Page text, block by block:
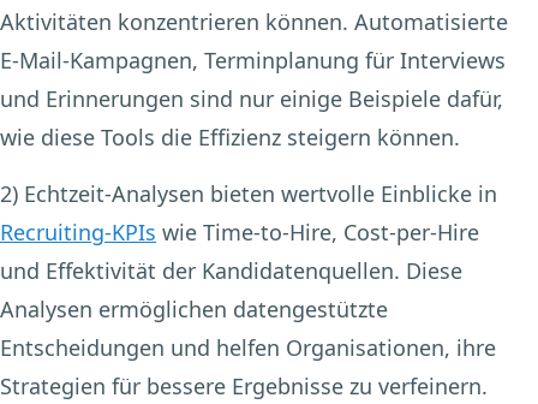
Aktivitäten konzentrieren können. Automatisierte
E-Mail-Kampagnen, Terminplanung für Interviews
und Erinnerungen sind nur einige Beispiele dafür,
wie diese Tools die Effizienz steigern können.
2) Echtzeit-Analysen bieten wertvolle Einblicke in
Recruiting-KPIs wie Time-to-Hire, Cost-per-Hire
und Effektivität der Kandidatenquellen. Diese
Analysen ermöglichen datengestützte
Entscheidungen und helfen Organisationen, ihre
Strategien für bessere Ergebnisse zu verfeinern.